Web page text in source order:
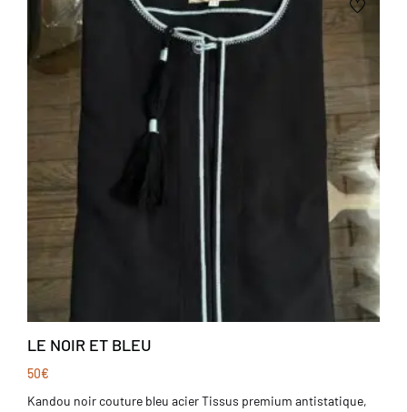
LE NOIR ET BLEU
50€
Kandou noir couture bleu acier Tissus premium antistatique,